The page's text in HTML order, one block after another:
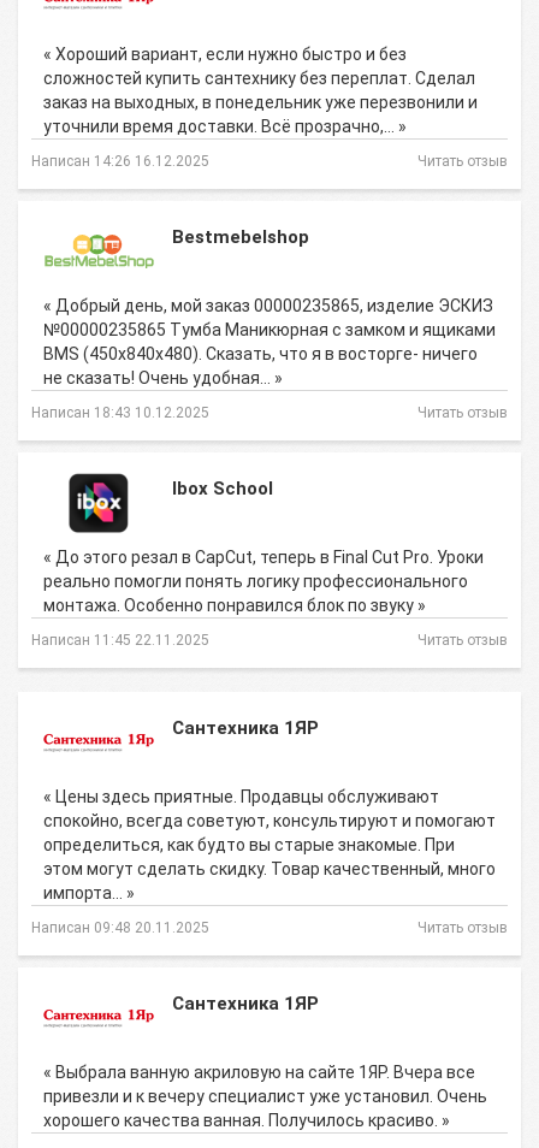
« Хороший вариант, если нужно быстро и без
сложностей купить сантехнику без переплат. Сделал
заказ на выходных, в понедельник уже перезвонили и
уточнили время доставки. Всё прозрачно,… »
Написан 14:26 16.12.2025 Читать отзыв
Bestmebelshop
« Добрый день, мой заказ 00000235865, изделие ЭСКИЗ
№00000235865 Тумба Маникюрная с замком и ящиками
BMS (450х840х480). Сказать, что я в восторге- ничего
не сказать! Очень удобная… »
Написан 18:43 10.12.2025 Читать отзыв
Ibox School
« До этого резал в CapCut, теперь в Final Cut Pro. Уроки
реально помогли понять логику профессионального
монтажа. Особенно понравился блок по звуку »
Написан 11:45 22.11.2025 Читать отзыв
Сантехника 1ЯР
« Цены здесь приятные. Продавцы обслуживают
спокойно, всегда советуют, консультируют и помогают
определиться, как будто вы старые знакомые. При
этом могут сделать скидку. Товар качественный, много
импорта… »
Написан 09:48 20.11.2025 Читать отзыв
Сантехника 1ЯР
« Выбрала ванную акриловую на сайте 1ЯР. Вчера все
привезли и к вечеру специалист уже установил. Очень
хорошего качества ванная. Получилось красиво. »